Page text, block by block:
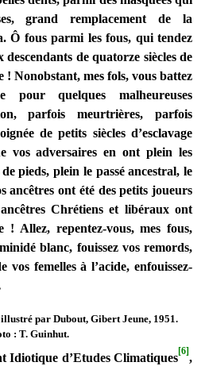
grand remplacement de la
Ô fous parmi les fous, qui tendez
descendants de quatorze siècles de
! Nonobstant, mes fols, vous battez
pour quelques malheureuses
parfois meurtrières, parfois
de petits siècles d’esclavage
vos adversaires en ont plein les
pieds, plein le passé ancestral, le
ancêtres ont été des petits joueurs
Chrétiens et libéraux ont
! Allez, repentez-vous, mes fous,
blanc, fouissez vos remords,
vos femelles à l’acide, enfouissez-
par Dubout, Gibert Jeune, 1951.
: T. Guinhut.
d’Etudes Climatiques[6],